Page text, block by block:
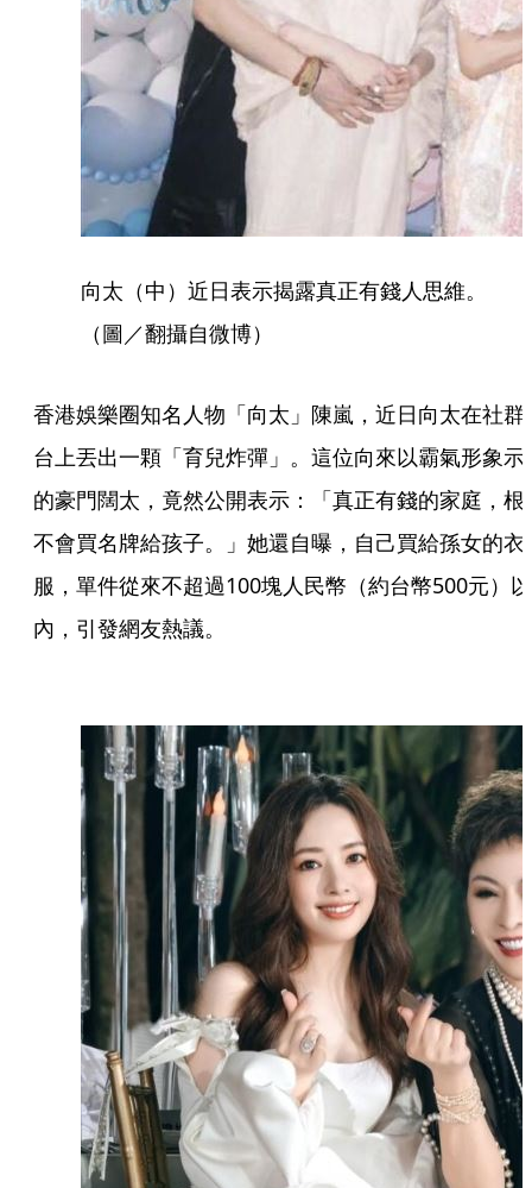
向太（中）近日表示揭露真正有錢人思維。
（圖／翻攝自微博）
香港娛樂圈知名人物「向太」陳嵐，近日向太在社群
台上丟出一顆「育兒炸彈」。這位向來以霸氣形象示
的豪門闊太，竟然公開表示：「真正有錢的家庭，根
不會買名牌給孩子。」她還自曝，自己買給孫女的衣
服，單件從來不超過100塊人民幣（約台幣500元）以
內，引發網友熱議。